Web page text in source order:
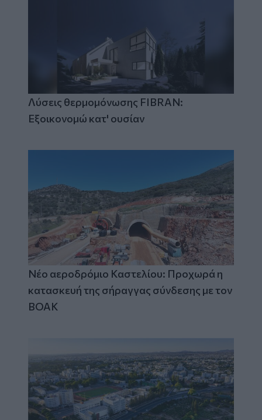
Λύσεις θερμομόνωσης FIBRAN:
Εξοικονομώ κατ' ουσίαν
Νέο αεροδρόμιο Καστελίου: Προχωρά η
κατασκευή της σήραγγας σύνδεσης με τον
ΒΟΑΚ